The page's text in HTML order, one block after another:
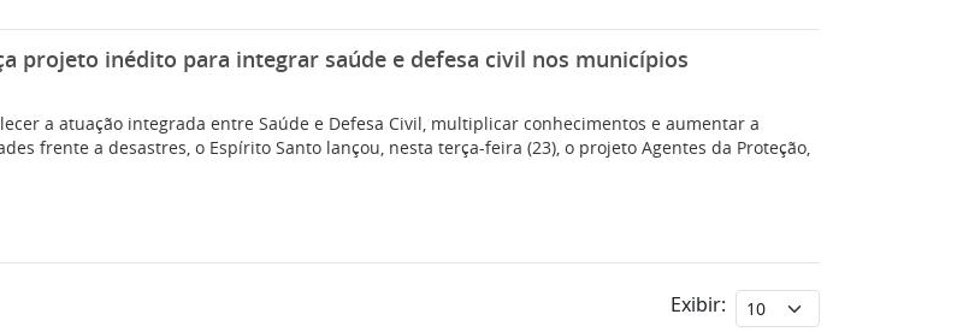
projeto inédito para integrar saúde e defesa civil nos municípios
a atuação integrada entre Saúde e Defesa Civil, multiplicar conhecimentos e aumentar a
frente a desastres, o Espírito Santo lançou, nesta terça-feira (23), o projeto Agentes da Proteção,
Exibir: